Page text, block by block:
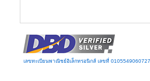
เลขทะเบียนพาณิชย์อิเล็กทรอนิกส์ เลขที่ 0105549060727